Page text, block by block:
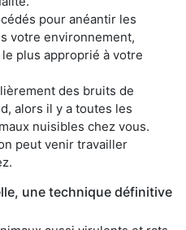
pour anéantir les
votre environnement,
plus approprié à votre
des bruits de
alors il y a toutes les
nuisibles chez vous.
peut venir travailler
une technique définitive